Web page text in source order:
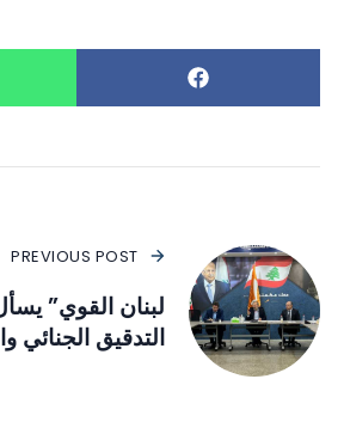
PREVIOUS POST
لبنان القوي”
التدقيق الجنائي